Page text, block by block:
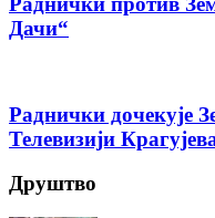
Дачи“
Раднички дочекује
Телевизији
Друштво